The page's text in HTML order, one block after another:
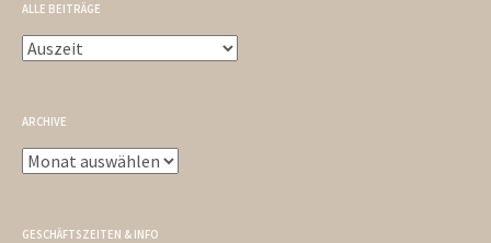
ALLE BEITRÄGE
Alle
ARCHIVE
Archive
GESCHÄFTSZEITEN & INFO